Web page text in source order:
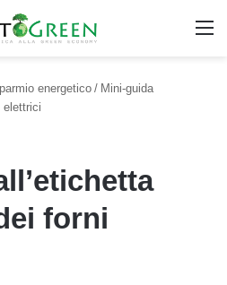
energetico/ Mini-guida
elettrici
forni